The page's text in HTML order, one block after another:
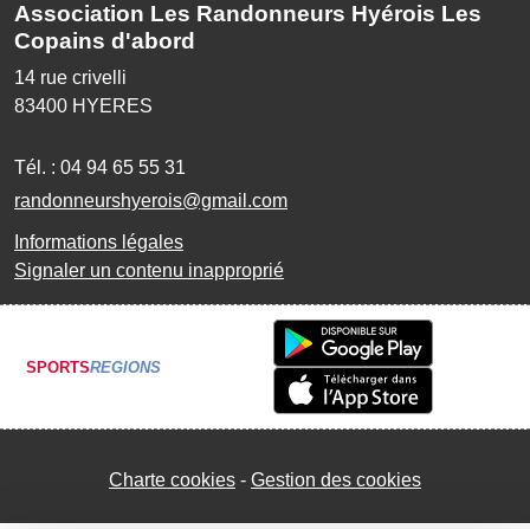
Association Les Randonneurs Hyérois Les
Copains d'abord
14 rue crivelli
83400 HYERES
Tél. : 04 94 65 55 31
randonneurshyerois@gmail.com
Informations légales
Signaler un contenu inapproprié
SPORTSREGIONS
Charte cookies Gestion des cookies